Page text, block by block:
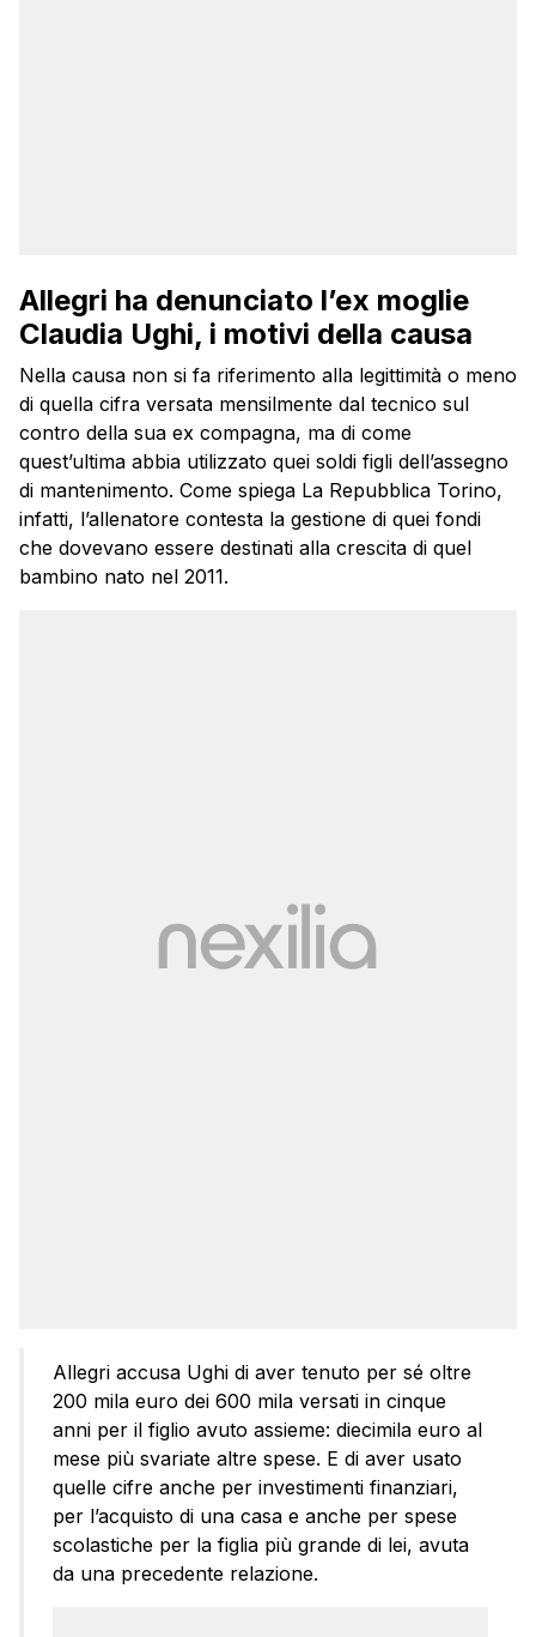
Allegri ha denunciato l’ex moglie
Claudia Ughi, i motivi della causa
Nella causa non si fa riferimento alla legittimità o meno
di quella cifra versata mensilmente dal tecnico sul
contro della sua ex compagna, ma di come
quest’ultima abbia utilizzato quei soldi figli dell’assegno
di mantenimento. Come spiega La Repubblica Torino,
infatti, l’allenatore contesta la gestione di quei fondi
che dovevano essere destinati alla crescita di quel
bambino nato nel 2011.
Allegri accusa Ughi di aver tenuto per sé oltre
200 mila euro dei 600 mila versati in cinque
anni per il figlio avuto assieme: diecimila euro al
mese più svariate altre spese. E di aver usato
quelle cifre anche per investimenti finanziari,
per l’acquisto di una casa e anche per spese
scolastiche per la figlia più grande di lei, avuta
da una precedente relazione.